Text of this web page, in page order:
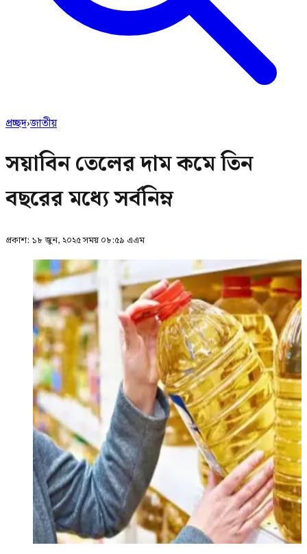
প্রচ্ছদ›জাতীয়
সয়াবিন তেলের দাম কমে তিন
বছরের মধ্যে সর্বনিম্ন
প্রকাশ: ১৮ জুন, ২০২৫ সময় ০৮:৫৯ এএম